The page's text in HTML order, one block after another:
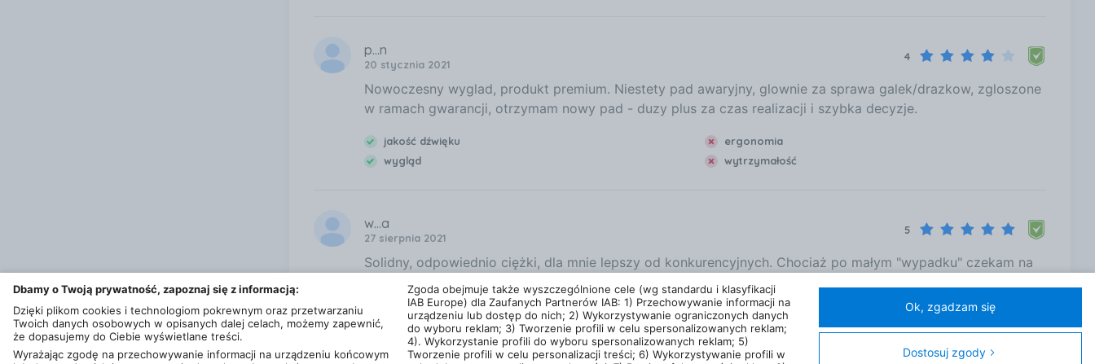
p...n
20 stycznia 2021
4
Nowoczesny wyglad, produkt premium. Niestety pad awaryjny, glownie za sprawa galek/drazkow, zgloszone
w ramach gwarancji, otrzymam nowy pad - duzy plus za czas realizacji i szybka decyzje.
jakość dźwięku
wygląd
ergonomia
wytrzymałość
w...a
27 sierpnia 2021
5
Solidny, odpowiednio ciężki, dla mnie lepszy od konkurencyjnych. Chociaż po małym "wypadku" czekam na
wersję wodoodporną ;)
Zobacz wszystkie opinie dla Sony PlayStation 5 DualSense Biały na Ceneo
Dbamy o Twoją prywatność, zapoznaj się z informacją:
Dzięki plikom cookies i technologiom pokrewnym oraz przetwarzaniu
Twoich danych osobowych w opisanych dalej celach, możemy zapewnić,
że dopasujemy do Ciebie wyświetlane treści.
Wyrażając zgodę na przechowywanie informacji na urządzeniu końcowym
Zgoda obejmuje także wyszczególnione cele (wg standardu i klasyfikacji
IAB Europe) dla Zaufanych Partnerów IAB: 1) Przechowywanie informacji na
urządzeniu lub dostęp do nich; 2) Wykorzystywanie ograniczonych danych
do wyboru reklam; 3) Tworzenie profili w celu spersonalizowanych reklam;
4). Wykorzystanie profili do wyboru spersonalizowanych reklam; 5)
Tworzenie profili w celu personalizacji treści; 6) Wykorzystywanie profili w
Ok, zgadzam się
Dostosuj zgody